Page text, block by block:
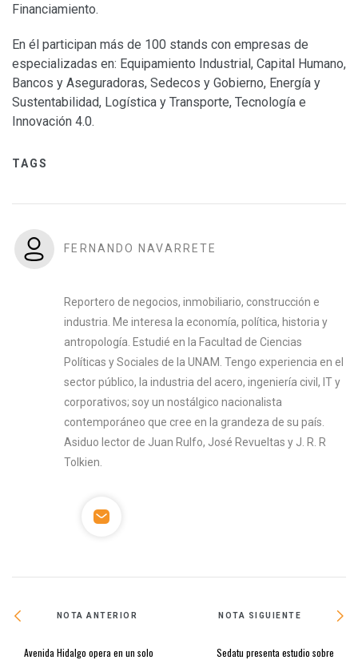
Financiamiento.
En él participan más de 100 stands con empresas de
especializadas en: Equipamiento Industrial, Capital Humano,
Bancos y Aseguradoras, Sedecos y Gobierno, Energía y
Sustentabilidad, Logística y Transporte, Tecnología e
Innovación 4.0.
TAGS
FERNANDO NAVARRETE
Reportero de negocios, inmobiliario, construcción e
industria. Me interesa la economía, política, historia y
antropología. Estudié en la Facultad de Ciencias
Políticas y Sociales de la UNAM. Tengo experiencia en el
sector público, la industria del acero, ingeniería civil, IT y
corporativos; soy un nostálgico nacionalista
contemporáneo que cree en la grandeza de su país.
Asiduo lector de Juan Rulfo, José Revueltas y J. R. R
Tolkien.
NOTA ANTERIOR
Avenida Hidalgo opera en un solo
NOTA SIGUIENTE
Sedatu presenta estudio sobre